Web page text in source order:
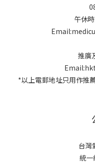
午休
推廣
*以上電郵地址只用作推
台灣
統一